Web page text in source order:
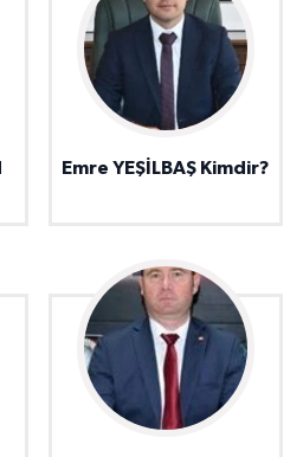
Emre YEŞİLBAŞ Kimdir?